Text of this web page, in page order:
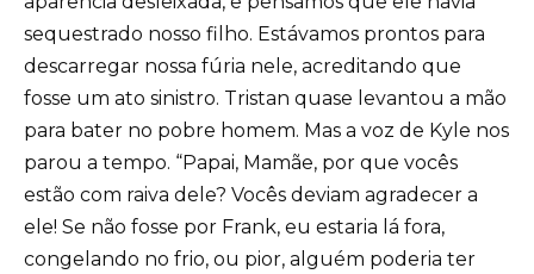
sequestrado nosso filho. Estávamos prontos para
descarregar nossa fúria nele, acreditando que
fosse um ato sinistro. Tristan quase levantou a mão
para bater no pobre homem. Mas a voz de Kyle nos
parou a tempo. “Papai, Mamãe, por que vocês
estão com raiva dele? Vocês deviam agradecer a
ele! Se não fosse por Frank, eu estaria lá fora,
congelando no frio, ou pior, alguém poderia ter